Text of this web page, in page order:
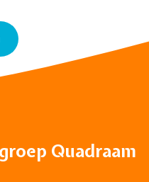
Quadraam